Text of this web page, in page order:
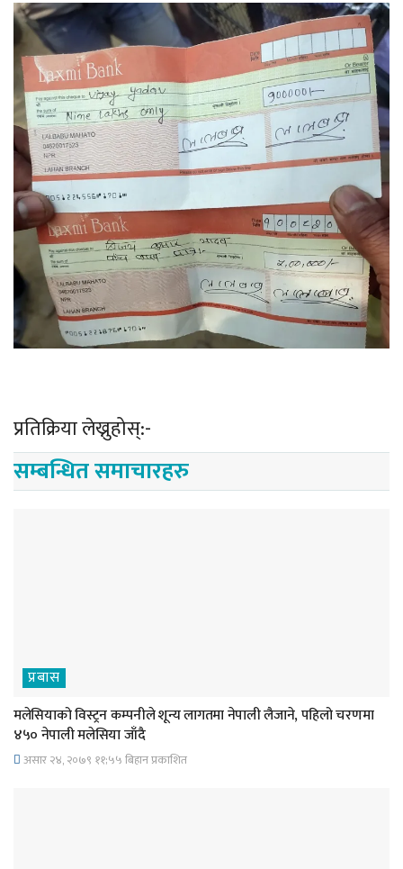
प्रतिक्रिया लेख्नुहोस्:-
सम्बन्धित समाचारहरु
प्रबास
मलेसियाको विस्ट्रन कम्पनीले शून्य लागतमा नेपाली लैजाने, पहिलो चरणमा
४५० नेपाली मलेसिया जाँदै
असार २४, २०७९ ११;५५ बिहान प्रकाशित